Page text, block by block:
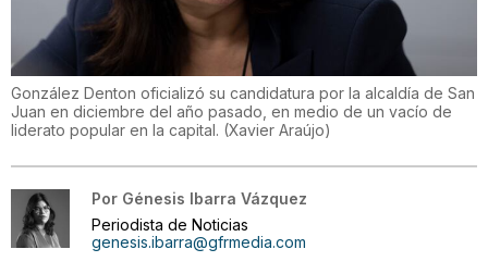
González Denton oficializó su candidatura por la alcaldía de San
Juan en diciembre del año pasado, en medio de un vacío de
liderato popular en la capital. (Xavier Araújo)
Por Génesis Ibarra Vázquez
Periodista de Noticias
genesis.ibarra@gfrmedia.com